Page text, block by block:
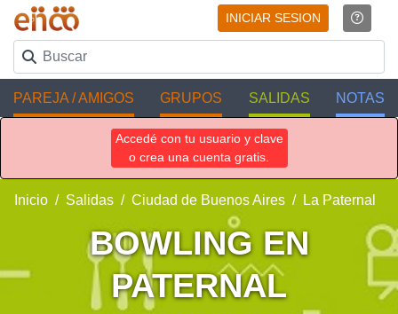
INICIAR SESION
PAREJA / AMIGOS GRUPOS SALIDAS NOTAS
Accedé con tu usuario y clave
o crea una cuenta gratis.
Inicio Salidas Ciudad de Buenos Aires La Paternal
BOWLING EN
PATERNAL